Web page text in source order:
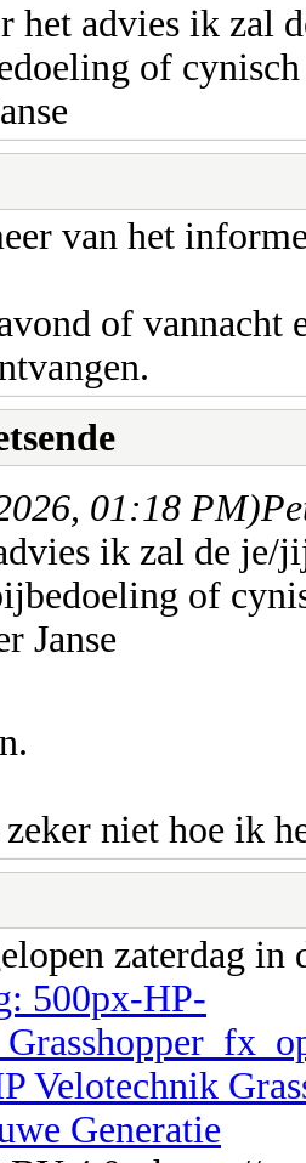
het advies ik zal
of
van het
of
01:18 PM)
ik zal de je/
of
Janse
niet hoe ik
zaterdag
Velotechnik
Generatie